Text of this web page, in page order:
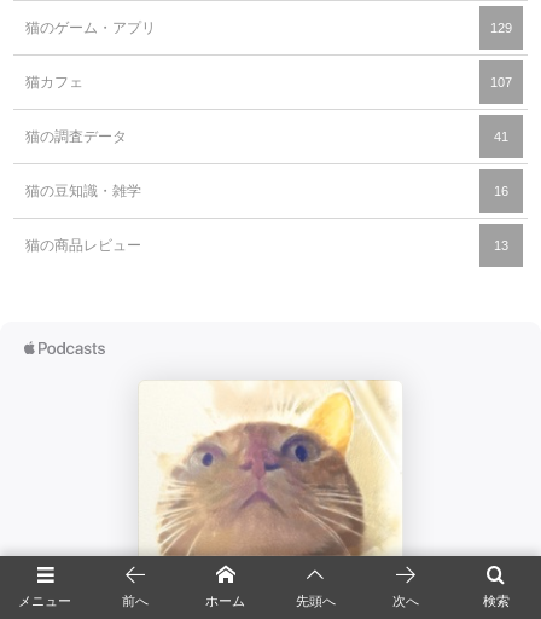
猫のゲーム・アプリ 129
猫カフェ 107
猫の調査データ 41
猫の豆知識・雑学 16
猫の商品レビュー 13
メニュー 検索
前へ ホーム 先頭へ 次へ